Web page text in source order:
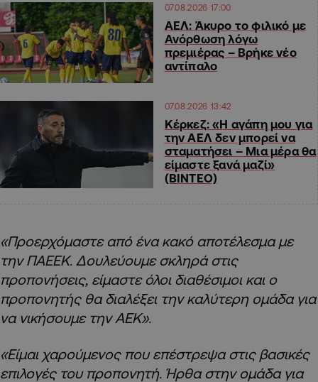
07.08.2026 17:00
ΑΕΛ: Άκυρο το φιλικό με
Ανόρθωση λόγω
πρεμιέρας – Βρήκε νέο
αντίπαλο
07.08.2026 13:42
Κέρκεζ: «Η αγάπη μου για
την ΑΕΛ δεν μπορεί να
σταματήσει – Μια μέρα θα
είμαστε ξανά μαζί»
(ΒΙΝΤΕΟ)
«Προερχόμαστε από ένα κακό αποτέλεσμα με
την ΠΑΕΕΚ. Δουλεύουμε σκληρά στις
προπονήσεις, είμαστε όλοι διαθέσιμοι και ο
προπονητής θα διαλέξει την καλύτερη ομάδα για
να νικήσουμε την ΑΕΚ».
«Είμαι χαρούμενος που επέστρεψα στις βασικές
επιλογές του προπονητή. Ήρθα στην ομάδα για